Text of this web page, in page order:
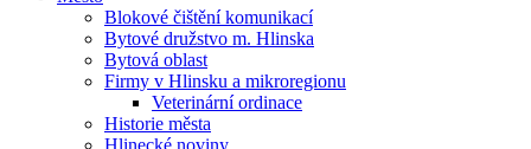
Blokové čištění komunikací
Bytové družstvo m. Hlinska
Bytová oblast
Firmy v Hlinsku a mikroregionu
Veterinární ordinace
Historie města
Hlinecké noviny